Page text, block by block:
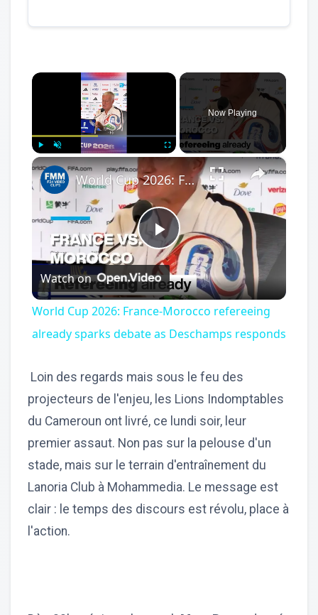
×
Fullscreen
Now Playing
×
Play
Video
World Cup 2026: France-Morocco refereeing already sparks debate as Deschamps responds
Watch on
World Cup 2026: France-Morocco refereeing
already sparks debate as Deschamps responds
Loin des regards mais sous le feu des
projecteurs de l'enjeu, les Lions Indomptables
du Cameroun ont livré, ce lundi soir, leur
premier assaut. Non pas sur la pelouse d'un
stade, mais sur le terrain d'entraînement du
Lanoria Club à Mohammedia. Le message est
clair : le temps des discours est révolu, place à
l'action.